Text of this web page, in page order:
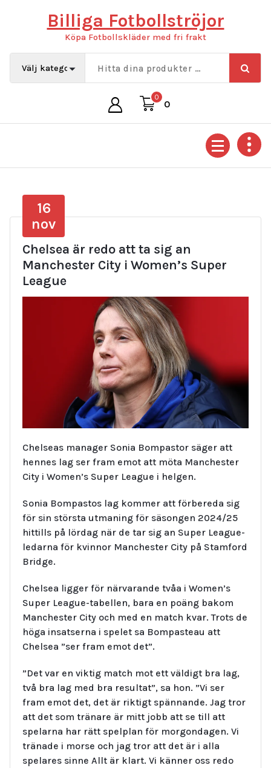
Billiga Fotbollströjor
Köpa Fotbollskläder med fri frakt
0
0
16
nov
Chelsea är redo att ta sig an
Manchester City i Women’s Super
League
Chelseas manager Sonia Bompastor säger att
hennes lag ser fram emot att möta Manchester
City i Women’s Super League i helgen.
Sonia Bompastos lag kommer att förbereda sig
för sin största utmaning för säsongen 2024/25
hittills på lördag när de tar sig an Super League-
ledarna för kvinnor Manchester City på Stamford
Bridge.
Chelsea ligger för närvarande tvåa i Women’s
Super League-tabellen, bara en poäng bakom
Manchester City och med en match kvar. Trots de
höga insatserna i spelet sa Bompasteau att
Chelsea ”ser fram emot det”.
”Det var en viktig match mot ett väldigt bra lag,
två bra lag med bra resultat”, sa hon. ”Vi ser
fram emot det, det är riktigt spännande. Jag tror
att det som tränare är mitt jobb att se till att
spelarna har rätt spelplan för morgondagen. Vi
tränade i morse och jag tror att det är i alla
spelares sinne Allt är klart. Vi känner oss redo